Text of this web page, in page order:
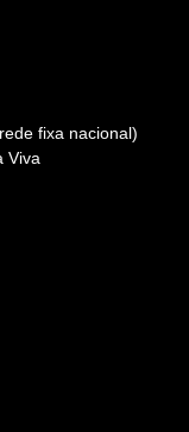
fixa nacional)
Viva